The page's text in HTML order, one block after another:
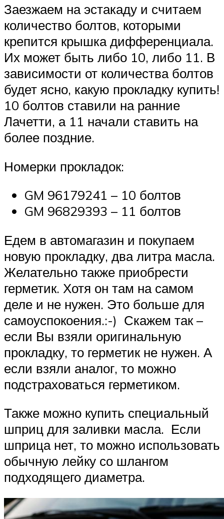
Заезжаем на эстакаду и считаем
количество болтов, которыми
крепится крышка дифференциала.
Их может быть либо 10, либо 11. В
зависимости от количества болтов
будет ясно, какую прокладку купить!
10 болтов ставили на ранние
Лачетти, а 11 начали ставить на
более поздние.
Номерки прокладок:
GM 96179241 – 10 болтов
GM 96829393 – 11 болтов
Едем в автомагазин и покупаем
новую прокладку, два литра масла.
Желательно также приобрести
герметик. Хотя он там на самом
деле и не нужен. Это больше для
самоуспокоения.:-) Скажем так –
если Вы взяли оригинальную
прокладку, то герметик не нужен. А
если взяли аналог, то можно
подстраховаться герметиком.
Также можно купить специальный
шприц для заливки масла. Если
шприца нет, то можно использовать
обычную лейку со шлангом
подходящего диаметра.